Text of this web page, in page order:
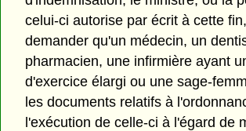
celui-ci autorise par écrit à cette
demander qu'un médecin, un
pharmacien, une infirmière ayant
d'exercice élargi ou une sage-
les documents relatifs à
l'exécution de celle-ci à l'égard de